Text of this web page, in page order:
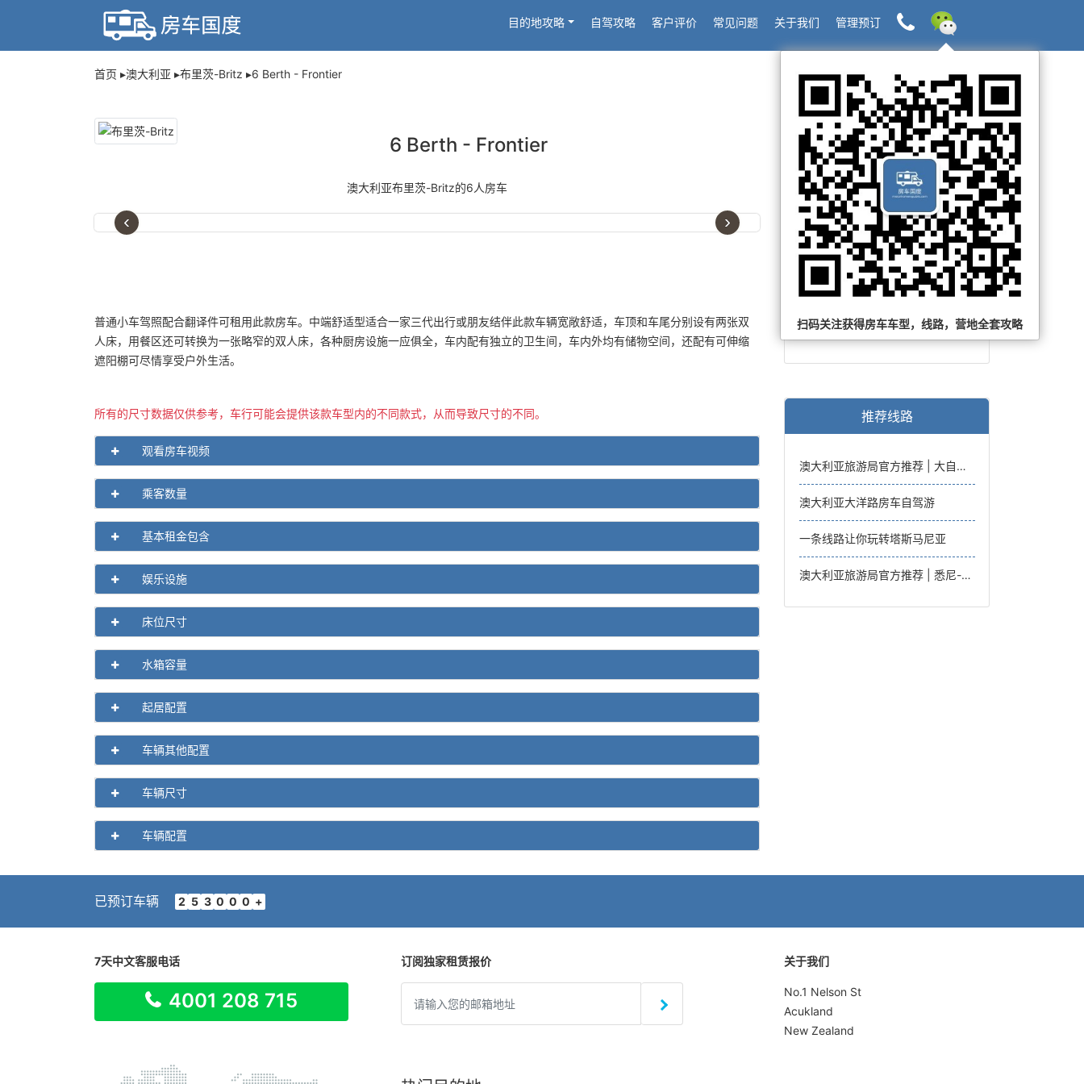
目的地攻略 自驾攻略 客户评价 常见问题 关于我们 管理预订
扫码关注获得房车车型，线路，营地全套攻略
首页 澳大利亚 布里茨-Britz 6 Berth - Frontier
6 Berth - Frontier
澳大利亚布里茨-Britz的6人房车
‹ ›
普通小车驾照配合翻译件可租用此款房车。中端舒适型适合一家三代出行或朋友结伴此款车辆宽敞舒适，车顶和车尾分别设有两张双
人床，用餐区还可转换为一张略窄的双人床，各种厨房设施一应俱全，车内配有独立的卫生间，车内外均有储物空间，还配有可伸缩
遮阳棚可尽情享受户外生活。
所有的尺寸数据仅供参考，车行可能会提供该款车型内的不同款式，从而导致尺寸的不同。
观看房车视频
乘客数量
基本租金包含
娱乐设施
床位尺寸
水箱容量
起居配置
车辆其他配置
车辆尺寸
车辆配置
国际租房车常见问题
如何分辨车辆燃油类型？
中国驾照是否能够租房车？
澳大利亚营地预订APP推荐
车行是否提供人身伤亡保障？
中国驾照是否能够租用房车？
推荐线路
澳大利亚旅游局官方推荐 | 大自然之路-达尔文往返5日
澳大利亚大洋路房车自驾游
一条线路让你玩转塔斯马尼亚
澳大利亚旅游局官方推荐 | 悉尼-墨尔本8日沿海之旅
已预订车辆 2 5 3 0 0 0 +
7天中文客服电话
4001 208 715
订阅独家租赁报价 关于我们
No.1 Nelson St
Acukland
New Zealand